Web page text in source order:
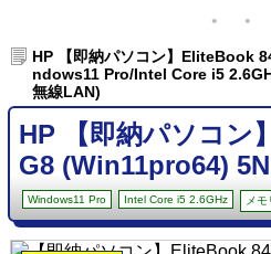
HP 【即納パソコン】EliteBook
ndows11 Pro/Intel Core i5
無線LAN)
HP 【即納パソコン
G8 (Win11pro64)
Windows11 Pro Intel Core i5 2.6GHz メ